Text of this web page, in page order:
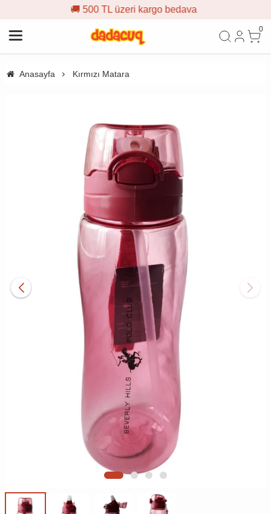
500 TL üzeri kargo bedava
0
Anasayfa Kırmızı Matara